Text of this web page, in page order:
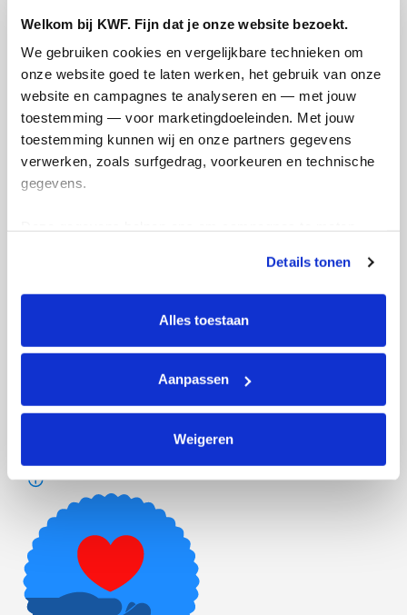
Welkom bij KWF. Fijn dat je onze website bezoekt.
We gebruiken cookies en vergelijkbare technieken om
onze website goed te laten werken, het gebruik van onze
website en campagnes te analyseren en — met jouw
toestemming — voor marketingdoeleinden. Met jouw
toestemming kunnen wij en onze partners gegevens
verwerken, zoals surfgedrag, voorkeuren en technische
gegevens.
tonen. Je kunt je toestemming op elk moment wijzigen of
intrekken via Cookie instellingen onderaan de pagina. De
lijst met cookies is te vinden in het tabblad “details”.
Details tonen
Alles toestaan
Aanpassen
Weigeren
Foto's toegevoegd